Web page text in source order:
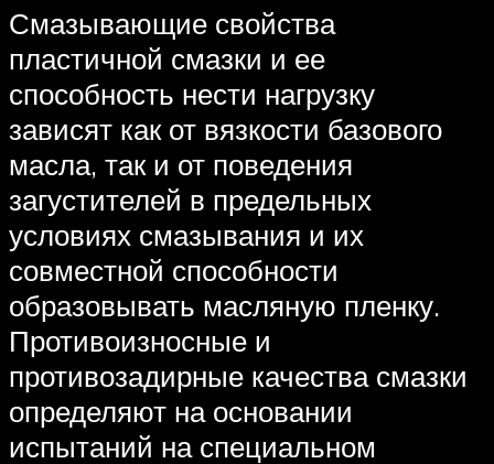
Смазывающие свойства
пластичной смазки и ее
способность нести нагрузку
зависят как от вязкости базового
масла, так и от поведения
загустителей в предельных
условиях смазывания и их
совместной способности
образовывать масляную пленку.
Противоизносные и
противозадирные качества смазки
определяют на основании
испытаний на специальном